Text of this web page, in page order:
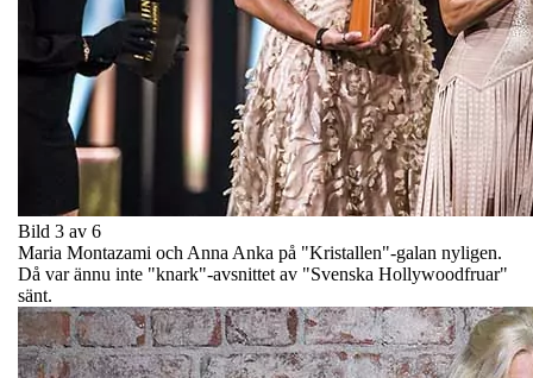
Bild 3 av 6
Maria Montazami och Anna Anka på "Kristallen"-galan nyligen.
Då var ännu inte "knark"-avsnittet av "Svenska Hollywoodfruar"
sänt.